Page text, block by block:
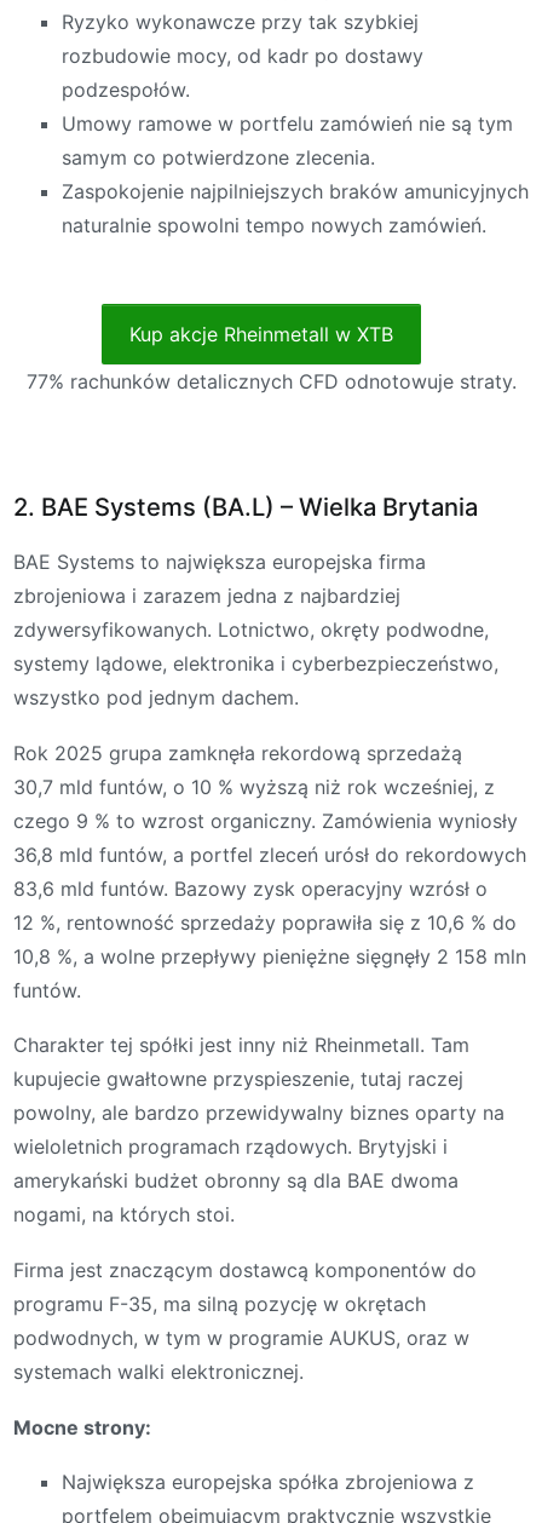
Ryzyko wykonawcze przy tak szybkiej
rozbudowie mocy, od kadr po dostawy
podzespołów.
Umowy ramowe w portfelu zamówień nie są tym
samym co potwierdzone zlecenia.
Zaspokojenie najpilniejszych braków amunicyjnych
naturalnie spowolni tempo nowych zamówień.
Kup akcje Rheinmetall w XTB
77% rachunków detalicznych CFD odnotowuje straty.
2. BAE Systems (BA.L) – Wielka Brytania
BAE Systems to największa europejska firma
zbrojeniowa i zarazem jedna z najbardziej
zdywersyfikowanych. Lotnictwo, okręty podwodne,
systemy lądowe, elektronika i cyberbezpieczeństwo,
wszystko pod jednym dachem.
Rok 2025 grupa zamknęła rekordową sprzedażą
30,7 mld funtów, o 10 % wyższą niż rok wcześniej, z
czego 9 % to wzrost organiczny. Zamówienia wyniosły
36,8 mld funtów, a portfel zleceń urósł do rekordowych
83,6 mld funtów. Bazowy zysk operacyjny wzrósł o
12 %, rentowność sprzedaży poprawiła się z 10,6 % do
10,8 %, a wolne przepływy pieniężne sięgnęły 2 158 mln
funtów.
Charakter tej spółki jest inny niż Rheinmetall. Tam
kupujecie gwałtowne przyspieszenie, tutaj raczej
powolny, ale bardzo przewidywalny biznes oparty na
wieloletnich programach rządowych. Brytyjski i
amerykański budżet obronny są dla BAE dwoma
nogami, na których stoi.
Firma jest znaczącym dostawcą komponentów do
programu F-35, ma silną pozycję w okrętach
podwodnych, w tym w programie AUKUS, oraz w
systemach walki elektronicznej.
Mocne strony:
Największa europejska spółka zbrojeniowa z
portfelem obejmującym praktycznie wszystkie